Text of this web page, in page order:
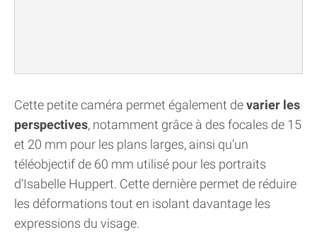
Cette petite caméra permet également devarier les
perspectives, notamment grâce à des focales de 15
et 20 mm pour les plans larges, ainsi qu’un
téléobjectif de 60 mm utilisé pour les portraits
d’Isabelle Huppert. Cette dernière permet de réduire
les déformations tout en isolant davantage les
expressions du visage.